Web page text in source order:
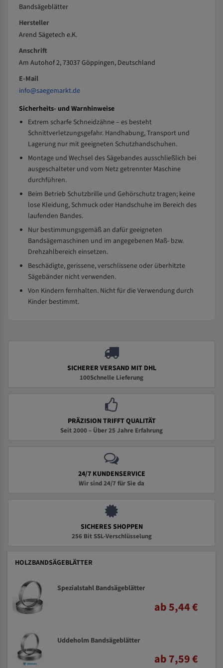
Bandsägeblätter
Hersteller
Arend Sägetech e.K.
Anschrift
Am Autohof 2, 73037 Göppingen, Deutschland
E-Mail
info@saegemarkt.de
Sicherheits- und Warnhinweise
Extrem scharfe Schneidzähne – es besteht
Schnittverletzungsgefahr. Handhabung, Transport und
Lagerung nur mit geeigneten Schutzhandschuhen.
Montage und Wechsel des Sägebandes ausschließlich bei
ausgeschalteter und vom Netz getrennter Maschine
durchführen.
Beim Betrieb Schutzbrille und Gehörschutz tragen; keine
lose Kleidung, Schmuck oder Handschuhe im Bereich des
laufenden Bandes.
Nur bestimmungsgemäß an dafür geeigneten
Bandsägemaschinen und im angegebenen Maß- bzw.
Drehzahlbereich einsetzen.
Beschädigte, gerissene, verschlissene oder überhitzte
Sägebänder nicht verwenden.
Von Kindern fernhalten. Nicht für die Verwendung durch
Kinder bestimmt.
SICHERER VERSAND MIT DHL
100Schnelle Lieferung
PRÄZISION TRIFFT QUALITÄT
Seit 2000 – Über 25 Jahre Erfahrung
24/7 KUNDENSERVICE
Wir sind 24/7 für Sie da
SICHERES SHOPPEN
256 Bit SSL-Verschlüsselung
HOLZBANDSÄGEBLÄTTER
Spezialstahl Bandsägeblätter
ab 5,44 €
Uddeholm Bandsägeblätter
ab 7,59 €